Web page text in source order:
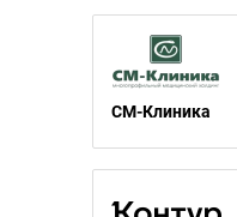
СМ-Клиника